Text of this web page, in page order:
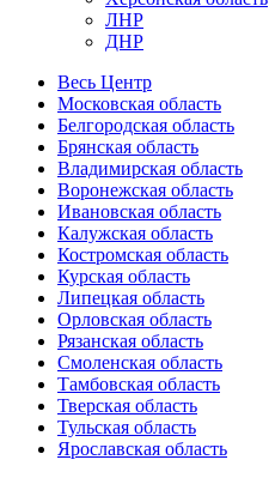
ЛНР
ДНР
Весь Центр
Московская область
Белгородская область
Брянская область
Владимирская область
Воронежская область
Ивановская область
Калужская область
Костромская область
Курская область
Липецкая область
Орловская область
Рязанская область
Смоленская область
Тамбовская область
Тверская область
Тульская область
Ярославская область